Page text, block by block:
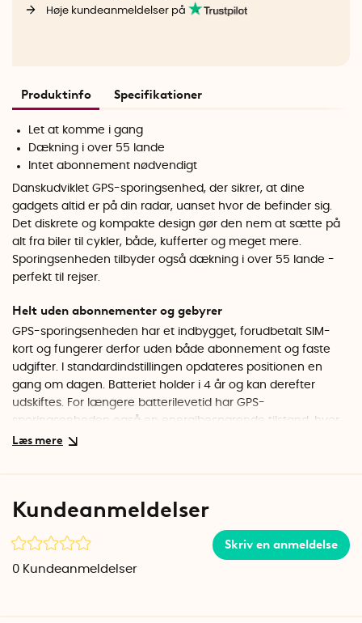
Høje kundeanmeldelser på
Produktinfo Specifikationer
Let at komme i gang
Dækning i over 55 lande
Intet abonnement nødvendigt
Danskudviklet GPS-sporingsenhed, der sikrer, at dine
gadgets altid er på din radar, uanset hvor de befinder sig.
Det diskrete og kompakte design gør den nem at sætte på
alt fra biler til cykler, både, kufferter og meget mere.
Sporingsenheden tilbyder også dækning i over 55 lande -
perfekt til rejser.
Helt uden abonnementer og gebyrer
GPS-sporingsenheden har et indbygget, forudbetalt SIM-
kort og fungerer derfor uden både abonnement og faste
udgifter. I standardindstillingen opdateres positionen en
gang om dagen. Batteriet holder i 4 år og kan derefter
udskiftes. For længere batterilevetid har GPS-
sporingsenheden også en energibesparende tilstand, hvor
positionen opdateres en gang om ugen i stedet. Hvis din
er også muligt at forbinde flere sporingsenheder til din app.
Bemærk, at alle sporingsændringer træder i kraft, når
sporingsenheden er aktiv i henhold til den foruddefinerede
Kundeanmeldelser
Skriv en anmeldelse
0 Kundeanmeldelser